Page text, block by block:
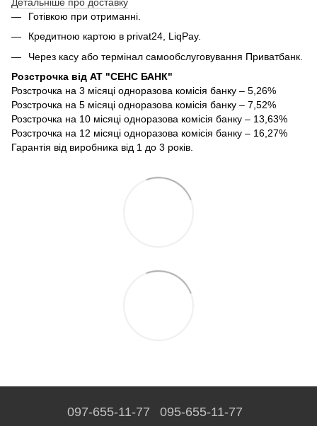
Готівкою при отриманні.
Кредитною картою в privat24, LiqPay.
Через касу або термінал самообслуговування Приватбанк.
Розстрочка від АТ "СЕНС БАНК"
Розстрочка на 3 місяці одноразова комісія банку – 5,26%
Розстрочка на 5 місяці одноразова комісія банку – 7,52%
Розстрочка на 10 місяці одноразова комісія банку – 13,63%
Розстрочка на 12 місяці одноразова комісія банку – 16,27%
Гарантія від виробника від 1 до 3 років.
097-655-11-77 095-655-11-77